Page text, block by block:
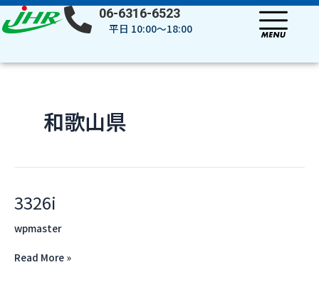
内
容
キ
06-6316-6523
平日 10:00～18:00
和歌山県
3326i
wpmaster
3326i
Read More »
投
稿
ー